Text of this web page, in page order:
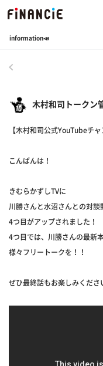
information📣
木村和司トークン
【木村和司公式YouTubeチ
こんばんは！
きむらかずしTVに
川勝さんと水沼さんとの対談
4つ目がアップされました！
4つ目では、川勝さんの最新
様々フリートークを！！
ぜひ最終話もお楽しみくださ